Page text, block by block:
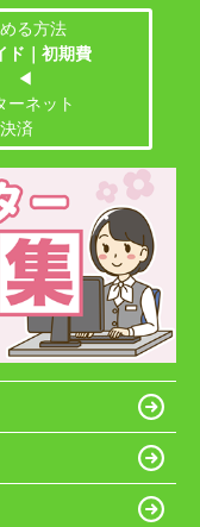
る方法
ド｜初期費
◀
ーネット
済